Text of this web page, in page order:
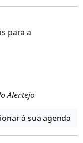
para a
Alentejo
à sua agenda